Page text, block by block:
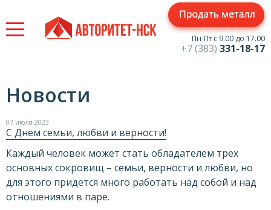
to
navigation
Пн-Пт с 9.00 до 17.00
+7 (383) 331-18-17
Новости
07 июля 2023
С Днем семьи, любви и верности!
Каждый человек может стать обладателем трех
основных сокровищ – семьи, верности и любви, но
для этого придется много работать над собой и над
отношениями в паре.